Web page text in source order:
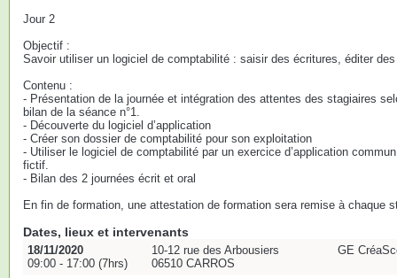
Jour 2
Objectif :
Savoir utiliser un logiciel de comptabilité : saisir des écritures, éditer
Contenu :
- Présentation de la journée et intégration des attentes des stagiaires
bilan de la séance n°1.
- Découverte du logiciel d’application
- Créer son dossier de comptabilité pour son exploitation
- Utiliser le logiciel de comptabilité par un exercice d’application commun
fictif.
- Bilan des 2 journées écrit et oral
En fin de formation, une attestation de formation sera remise à chaque
Dates, lieux et intervenants
18/11/2020
09:00 - 17:00 (7hrs)
10-12 rue des Arbousiers
06510 CARROS
GE